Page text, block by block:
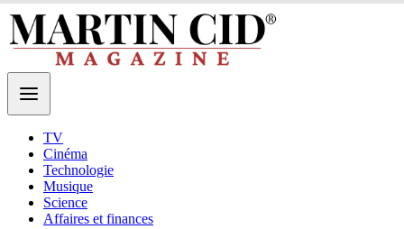
TV
Cinéma
Technologie
Musique
Science
Affaires et finances